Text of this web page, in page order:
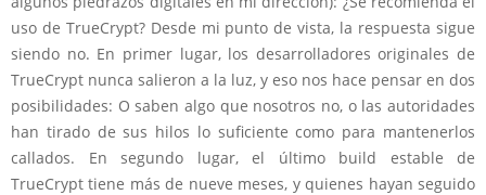
uso de TrueCrypt? Desde mi punto de vista, la respuesta sigue
siendo no. En primer lugar, los desarrolladores originales de
TrueCrypt nunca salieron a la luz, y eso nos hace pensar en dos
posibilidades: O saben algo que nosotros no, o las autoridades
han tirado de sus hilos lo suficiente como para mantenerlos
callados. En segundo lugar, el último build estable de
TrueCrypt tiene más de nueve meses, y quienes hayan seguido